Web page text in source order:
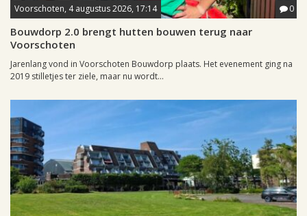
Voorschoten, 4 augustus 2026, 17:14 0
Bouwdorp 2.0 brengt hutten bouwen terug naar
Voorschoten
Jarenlang vond in Voorschoten Bouwdorp plaats. Het evenement ging na
2019 stilletjes ter ziele, maar nu wordt...